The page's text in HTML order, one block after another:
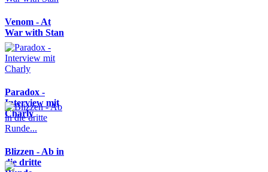
Venom - At
War with Stan
Paradox -
Interview mit
Charly
Blizzen - Ab in
die dritte